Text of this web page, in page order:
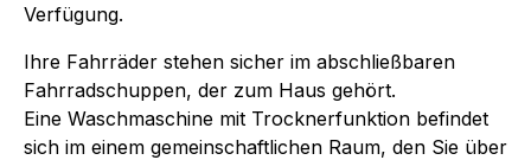
Verfügung.
Ihre Fahrräder stehen sicher im abschließbaren
Fahrradschuppen, der zum Haus gehört.
Eine Waschmaschine mit Trocknerfunktion befindet
sich im einem gemeinschaftlichen Raum, den Sie über